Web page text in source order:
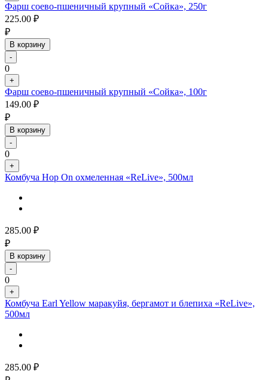
Фарш соево-пшеничный крупный «Сойка», 250г
225.00 ₽
₽
В корзину
-
0
+
Фарш соево-пшеничный крупный «Сойка», 100г
149.00 ₽
₽
В корзину
-
0
+
Комбуча Hop On охмеленная «ReLive», 500мл
285.00 ₽
₽
В корзину
-
0
+
Комбуча Earl Yellow маракуйя, бергамот и блепиха «ReLive»,
500мл
285.00 ₽